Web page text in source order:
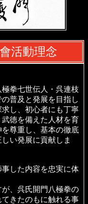
活動理念
拳七世伝人・呉連枝
普及と発展を目指し
し、初心者にも丁寧
徳を備えた人材を育
尊重し、基本の徹底
い発展に貢献しま
した内容を忠実に体
、呉氏開門八極拳の
きたのもに触れる事